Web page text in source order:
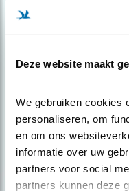
Deze website maakt
We gebruiken cookies
personaliseren, om
en om ons
informatie over uw
partners voor social
partners kunnen deze
Meld je aan en
over vogels en